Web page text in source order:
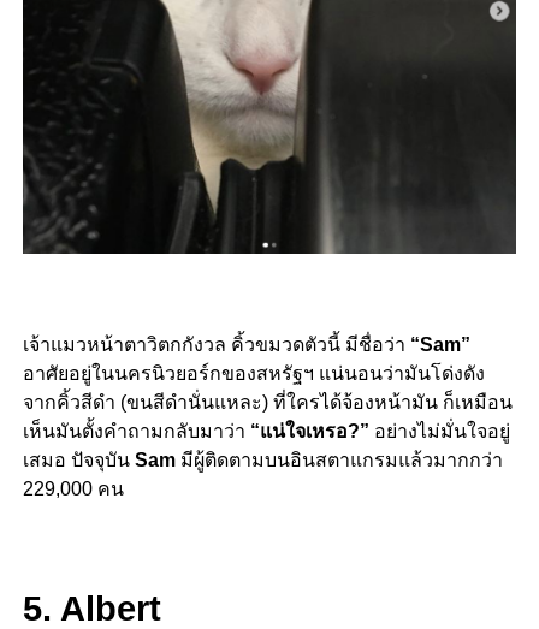
เจ้าแมวหน้าตาวิตกกังวล คิ้วขมวดตัวนี้ มีชื่อว่า “Sam”
อาศัยอยู่ในนครนิวยอร์กของสหรัฐฯ แน่นอนว่ามันโด่งดัง
จากคิ้วสีดำ (ขนสีดำนั่นแหละ) ที่ใครได้จ้องหน้ามัน ก็เหมือน
เห็นมันตั้งคำถามกลับมาว่า “แน่ใจเหรอ?” อย่างไม่มั่นใจอยู่
เสมอ ปัจจุบัน Samมีผู้ติดตามบนอินสตาแกรมแล้วมากกว่า
229,000 คน
5. Albert